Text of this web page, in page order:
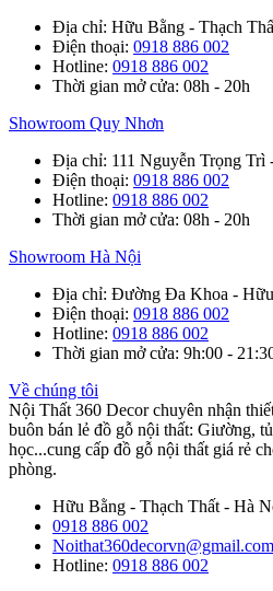
Địa chỉ: Hữu Bằng - Thạch
Điện thoại: 0918 886 002
Hotline: 0918 886 002
Thời gian mở cửa: 08h - 20h
Showroom Quy Nhơn
Địa chỉ: 111 Nguyễn Trọng
Điện thoại: 0918 886 002
Hotline: 0918 886 002
Thời gian mở cửa: 08h - 20h
Showroom Hà Nội
Địa chỉ: Đường Đa Khoa -
Điện thoại: 0918 886 002
Hotline: 0918 886 002
Thời gian mở cửa: 9h:00 -
Về chúng tôi
Nội Thất 360 Decor chuyên nhận
buôn bán lẻ đồ gỗ nội thất: Giường,
học...cung cấp đồ gỗ nội thất giá rẻ
phòng.
Hữu Bằng - Thạch Thất - Hà
0918 886 002
Noithat360decorvn@gmail.com
Hotline: 0918 886 002